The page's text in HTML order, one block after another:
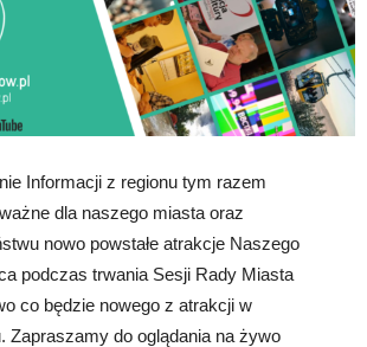
Informacji z regionu tym razem
dla naszego miasta oraz
nowo powstałe atrakcje Naszego
podczas trwania Sesji Rady Miasta
co będzie nowego z atrakcji w
Zapraszamy do oglądania na żywo